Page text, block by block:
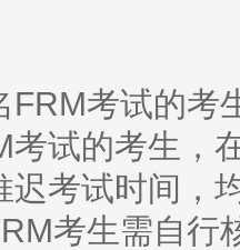
考试的考
考试的考生，
迟考试时间，
考生需自行